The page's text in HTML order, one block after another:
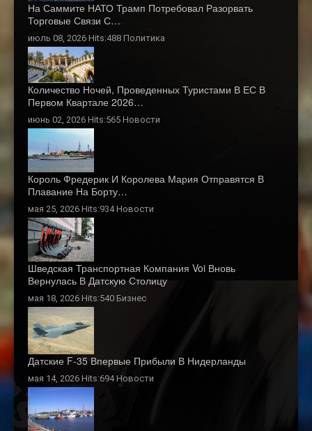
На Саммите НАТО Трамп Потребовал Разорвать
Торговые Связи С…
июль 08, 2026 Hits:488 Политика
Количество Ночей, Проведенных Туристами В ЕС В
Первом Квартале 2026…
июнь 02, 2026 Hits:565 Новости
Король Фредерик И Королева Мария Отправятся В
Плавание На Борту…
мая 25, 2026 Hits:934Новости
Шведская Транспортная Компания Voi Вновь
Вернулась В Датскую Столицу
мая 18, 2026 Hits:540 Бизнес
Датские F-35 Впервые Прибыли В Нидерланды
мая 14, 2026 Hits:694Новости